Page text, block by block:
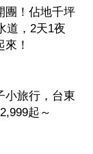
團！佔地千坪
道，2天1夜
！
小旅行，台東
起～